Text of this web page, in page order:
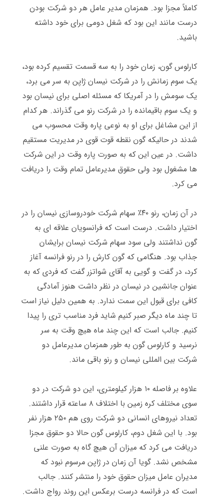
کاملاً مجزا بود. همزمان مدیر عامل هر دو شرکت بودن
درست مانند این بود که شغل دومی برای خود داشته
باشید.
کارلوس گون، زمان خود را به سه قسمت تقسیم کرده بود،
یک سوم زمانش را در شرکت نیسان ژاپن به سر می برد،
یک سومش را در آمریکا که مسئله اصلی برای نیسان بود
و یک سوم باقیمانده را در شرکت رنو می گذراند. هر کدام
از این مشاغل برای او به نوعی پاره وقت محسوب می
شدند در حالیکه گون نقطه قوت قوی در مدیریت مستقیم
داشت. در عین این که به صورت پاره وقت در این شرکت
ها مشغول بود ولی حقوق مدیرعامل تمام وقت را دریافت
می کرد.
در آن زمان، رنو ۴۰٪ سهام شرکت خودروسازی نیسان را در
اختیار داشت. درست است که فرانسویان علاقه ای به
گون نداشتند ولی سود سهام شرکت نیسان برایشان
جذاب بود. هنگامی که گون کارش را در رنو فرانسه آغاز
کرد، در گفت و گویی به آقای شواتزر گفت که فردی که به
عنوان جانشین در نیسان در نظر داشت هنوز آمادگی
کافی برای قبول این سمت ندارد. به همین دلیل نیاز است
تا چند ماه دیگر صبر کنیم شاید فرد مناسب تری را پیدا
کنیم. جالب است که این چند ماه هیچ وقت به سر
نرسید و کارلوس گون به طور همزمان مدیرعامل دو
شرکت بین المللی نیسان و رنو باقی ماند.
علاوه بر فاصله ۱۰ هزار کیلومتری، این دو شرکت در دو
سوی مختلف کره زمین با اختلاف ۸ ساعته قرار داشتند
.
تعداد نیروهای انسانی دو شرکت روی هم ۲۵۰ هزار نفر
بود. با این شغل دوم، کارلوس گون حالا دو حقوق مجزا
دریافت می کرد که میزان آن هیچ گاه به صورت علنی
مشخص نشد.گویا آن زمان در ژاپن مرسوم نبود که
مدیران عامل میزان حقوق خود را منتشر کنند. جالب
است که در فرانسه درست برعکس این روند رواج داشت.